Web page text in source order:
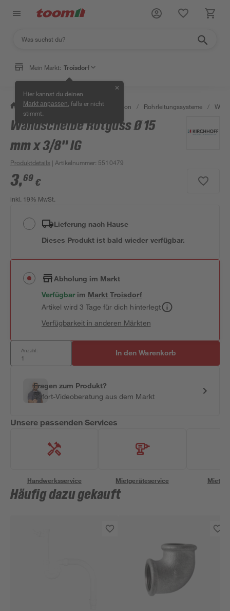
Mein Markt: Troisdorf
Hier kannst du deinen
Markt anpassen , falls er nicht
stimmt.
✕
/ Bad & Sanitär / Sanitärinstallation / Rohrleitungssysteme /
Wandscheibe Rotguss Ø 15
mm x 3/8" IG
Produktdetails | Artikelnummer: 5510479
3,69 €
inkl. 19% MwSt.
Lieferung nach Hause
Dieses Produkt ist bald wieder verfügbar.
Abholung im Markt
Verfügbar im MarktTroisdorf
Artikel wird 3 Tage für dich hinterlegt
Verfügbarkeit in anderen Märkten
Anzahl: In den Warenkorb
Fragen zum Produkt?
Sofort-Videoberatung aus dem Markt
Unsere passenden Services
Handwerksservice Mietgeräteservice
Häufig dazu gekauft